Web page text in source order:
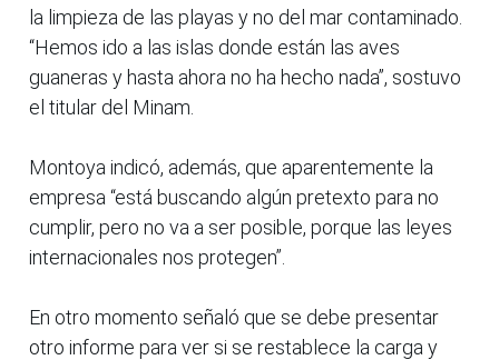
la limpieza de las playas y no del mar contaminado.
“Hemos ido a las islas donde están las aves
guaneras y hasta ahora no ha hecho nada”, sostuvo
el titular del Minam.
Montoya indicó, además, que aparentemente la
empresa “está buscando algún pretexto para no
cumplir, pero no va a ser posible, porque las leyes
internacionales nos protegen”.
En otro momento señaló que se debe presentar
otro informe para ver si se restablece la carga y